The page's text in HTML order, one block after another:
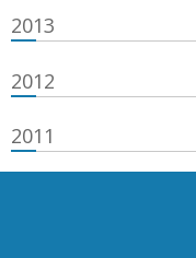
2013
2012
2011